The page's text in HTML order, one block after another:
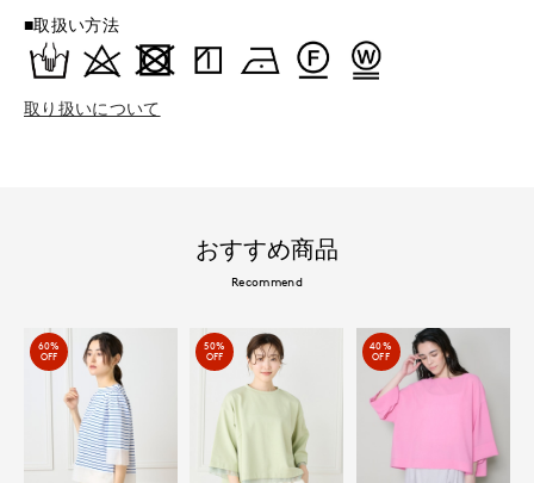
■取扱い方法
取り扱いについて
おすすめ商品
Recommend
60%
OFF
50%
OFF
40%
OFF